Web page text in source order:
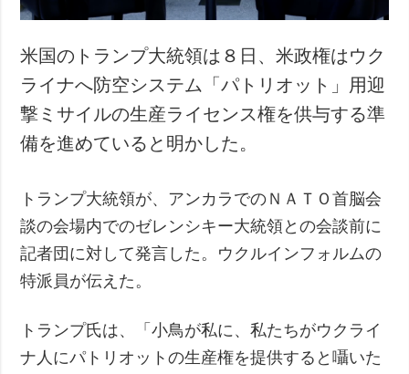
米国のトランプ大統領は８日、米政権はウク
ライナへ防空システム「パトリオット」用迎
撃ミサイルの生産ライセンス権を供与する準
備を進めていると明かした。
トランプ大統領が、アンカラでのＮＡＴＯ首脳会
談の会場内でのゼレンシキー大統領との会談前に
記者団に対して発言した。ウクルインフォルムの
特派員が伝えた。
トランプ氏は、「小鳥が私に、私たちがウクライ
ナ人にパトリオットの生産権を提供すると囁いた